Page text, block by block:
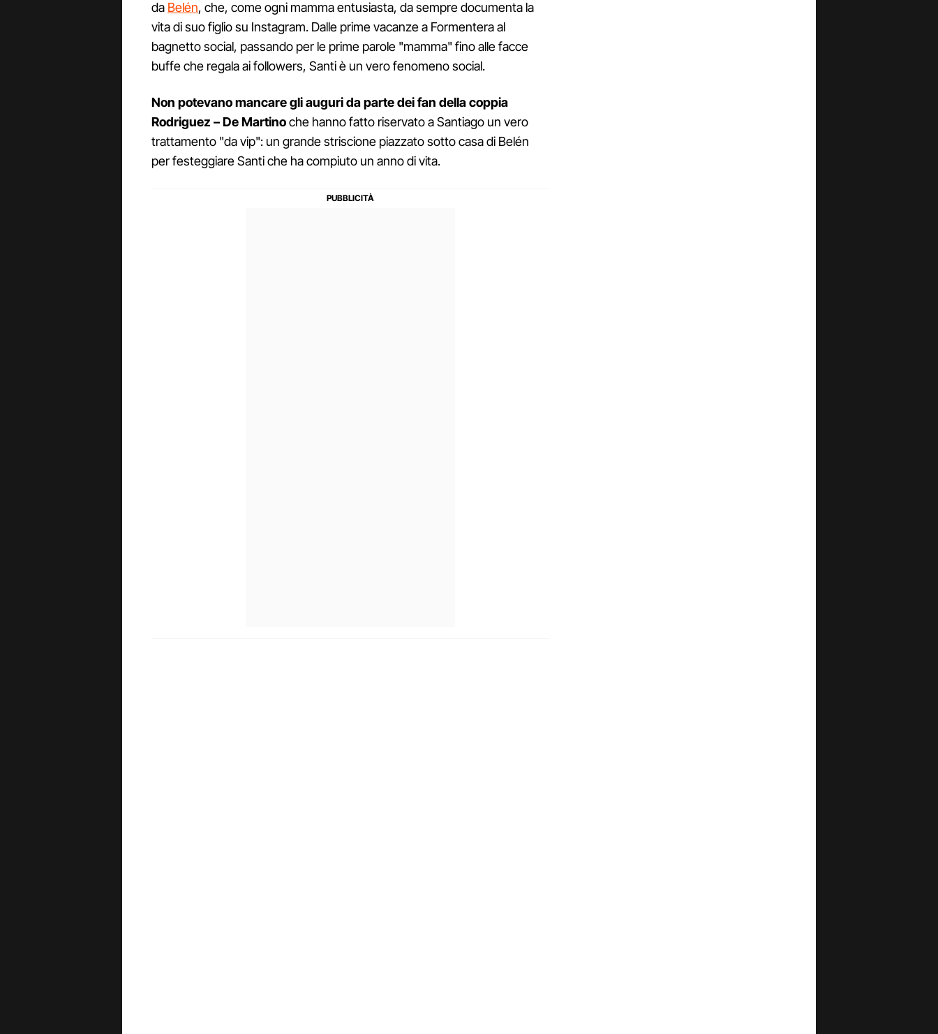
da Belén, che, come ogni mamma entusiasta, da sempre documenta la
vita di suo figlio su Instagram. Dalle prime vacanze a Formentera al
bagnetto social, passando per le prime parole "mamma" fino alle facce
buffe che regala ai followers, Santi è un vero fenomeno social.
Non potevano mancare gli auguri da parte dei fan della coppia
Rodriguez – De Martinoche hanno fatto riservato a Santiago un vero
trattamento "da vip": un grande striscione piazzato sotto casa di Belén
per festeggiare Santi che ha compiuto un anno di vita.